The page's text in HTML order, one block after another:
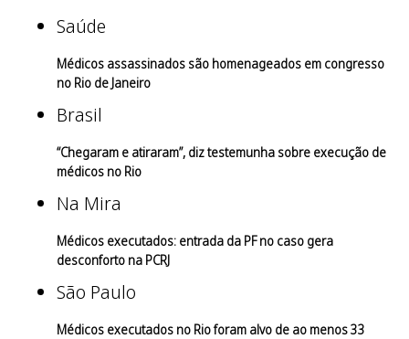
Saúde
Médicos assassinados são homenageados em congresso
no Rio de Janeiro
Brasil
“Chegaram e atiraram”, diz testemunha sobre execução de
médicos no Rio
Na Mira
Médicos executados: entrada da PF no caso gera
desconforto na PCRJ
São Paulo
Médicos executados no Rio foram alvo de ao menos 33